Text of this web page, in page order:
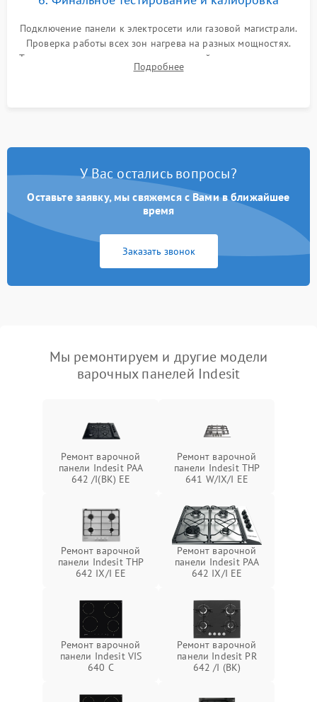
Подключение панели к электросети или газовой магистрали.
Проверка работы всех зон нагрева на разных мощностях.
Тестирование сенсорного управления, таймера, индикаторов
остаточного тепла и систем защиты от перегрева.
Подробнее
У Вас остались вопросы?
Оставьте заявку, мы свяжемся с Вами в ближайшее
время
Заказать звонок
Мы ремонтируем и другие модели
варочных панелей Indesit
Ремонт варочной
панели Indesit PAA
642 /I(BK) EE
Ремонт варочной
панели Indesit THP
641 W/IX/I EE
Ремонт варочной
панели Indesit THP
642 IX/I EE
Ремонт варочной
панели Indesit PAA
642 IX/I EE
Ремонт варочной
панели Indesit VIS
640 C
Ремонт варочной
панели Indesit PR
642 /I (BK)